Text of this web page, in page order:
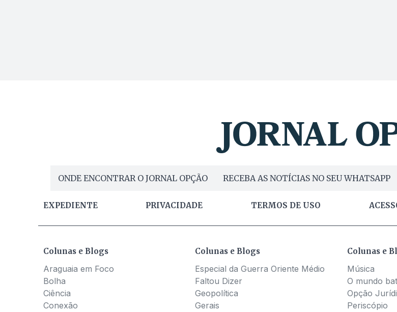
ONDE ENCONTRAR O JORNAL OPÇÃO RECEBA AS NOTÍCIAS NO SEU WHATSAPP
EXPEDIENTE PRIVACIDADE TERMOS DE USO
Colunas e Blogs
Araguaia em Foco
Bolha
Ciência
Conexão
Colunas e Blogs
Especial da Guerra Oriente Médio
Faltou Dizer
Geopolítica
Gerais
Colunas e
Música
O mundo
Opção
Periscópio